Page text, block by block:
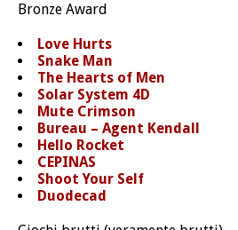
Bronze Award
Love Hurts
Snake Man
The Hearts of Men
Solar System 4D
Mute Crimson
Bureau – Agent Kendall
Hello Rocket
CEPINAS
Shoot Your Self
Duodecad